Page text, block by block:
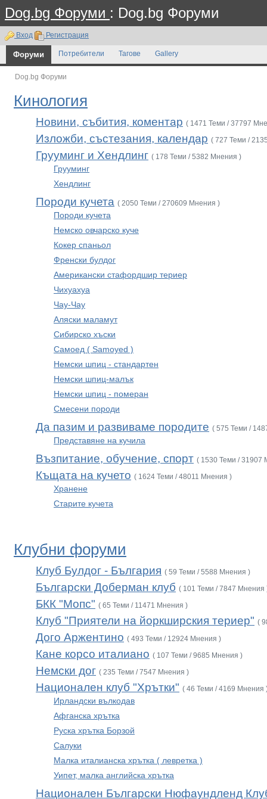
Dog.bg Форуми : Dog.bg Форуми
Вход Регистрация
Форуми Потребители Тагове Gallery
Dog.bg Форуми
Кинология
Новини, събития, коментар ( 1471 Теми / 37797
Изложби, състезания, календар ( 727 Теми /
Грууминг и Хендлинг ( 178 Теми / 5382 Мнения )
Грууминг
Хендлинг
Породи кучета ( 2050 Теми / 270609 Мнения )
Породи кучета
Немско овчарско куче
Кокер спаньол
Френски булдог
Американски стафордшир териер
Чихуахуа
Чау-Чау
Аляски маламут
Сибирско хъски
Самоед ( Samoyed )
Немски шпиц - стандартен
Немски шпиц-малък
Немски шпиц - померан
Смесени породи
Да пазим и развиваме породите ( 575 Теми /
Представяне на кучила
Възпитание, обучение, спорт ( 1530 Теми / 31907
Къщата на кучето ( 1624 Теми / 48011 Мнения )
Хранене
Старите кучета
Клубни форуми
Клуб Булдог - България ( 59 Теми / 5588 Мнения )
Български Доберман клуб ( 101 Теми / 7847 Мнения
БКК "Мопс" ( 65 Теми / 11471 Мнения )
Клуб "Приятели на йоркширския териер" (
Дого Аржентино ( 493 Теми / 12924 Мнения )
Кане корсо италиано ( 107 Теми / 9685 Мнения )
Немски дог ( 235 Теми / 7547 Мнения )
Национален клуб "Хрътки" ( 46 Теми / 4169 Мнения
Ирландски вълкодав
Афганска хрътка
Руска хрътка Борзой
Салуки
Малка италианска хрътка ( левретка )
Уипет, малка английска хрътка
Национален Български Нюфаундленд